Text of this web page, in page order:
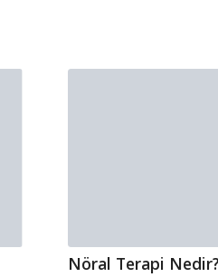
Nöral Terapi Nedir?